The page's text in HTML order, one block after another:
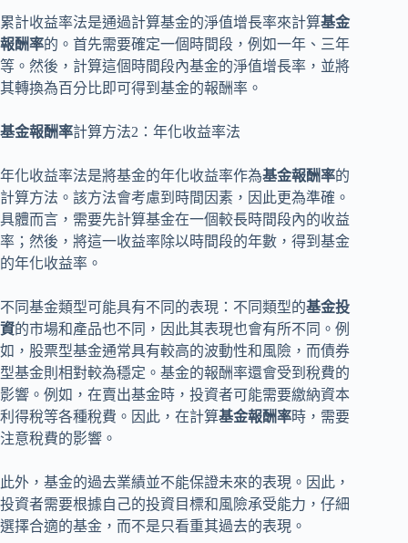
累計收益率法是通過計算基金的淨值增長率來計算基金
報酬率的。首先需要確定一個時間段，例如一年、三年
等。然後，計算這個時間段內基金的淨值增長率，並將
其轉換為百分比即可得到基金的報酬率。
基金報酬率計算方法2：年化收益率法
年化收益率法是將基金的年化收益率作為基金報酬率的
計算方法。該方法會考慮到時間因素，因此更為準確。
具體而言，需要先計算基金在一個較長時間段內的收益
率；然後，將這一收益率除以時間段的年數，得到基金
的年化收益率。
不同基金類型可能具有不同的表現：不同類型的基金投
資的市場和產品也不同，因此其表現也會有所不同。例
如，股票型基金通常具有較高的波動性和風險，而債券
型基金則相對較為穩定。基金的報酬率還會受到稅費的
影響。例如，在賣出基金時，投資者可能需要繳納資本
利得稅等各種稅費。因此，在計算基金報酬率時，需要
注意稅費的影響。
此外，基金的過去業績並不能保證未來的表現。因此，
投資者需要根據自己的投資目標和風險承受能力，仔細
選擇合適的基金，而不是只看重其過去的表現。